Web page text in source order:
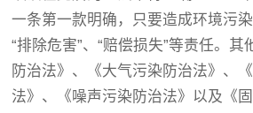
一条第一款明确，只要造成环境污
“排除危害”、“赔偿损失”等责任。
防治法》、《大气污染防治法》、
法》、《噪声污染防治法》以及《